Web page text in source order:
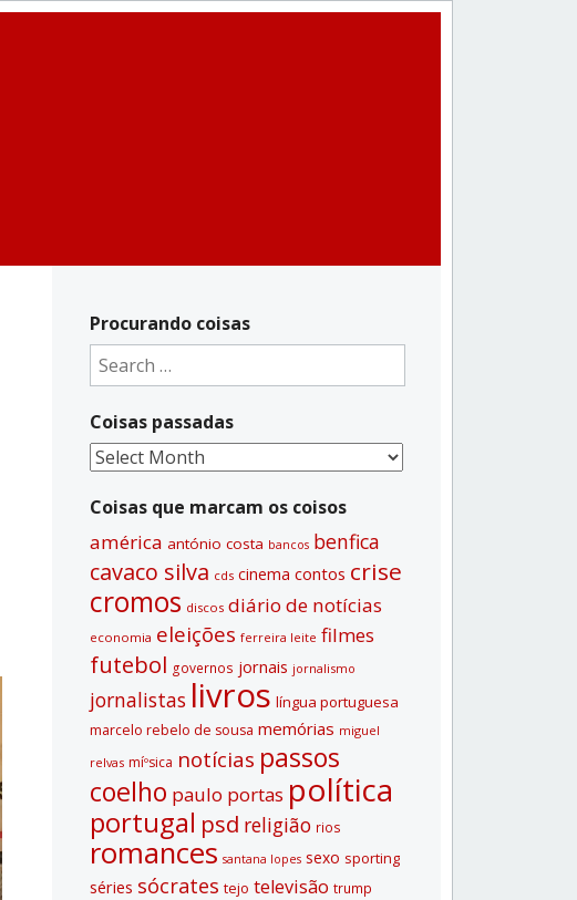
Procurando coisas
Search
for:
Coisas passadas
Coisas
Coisas que marcam os coisos
américa antónio costa bancos benfica
cavaco silva cds cinema contos crise
cromos discos diário de notí­cias
economia eleições ferreira leite filmes
futebol governos jornais jornalismo
jornalistas livros lí­ngua portuguesa
marcelo rebelo de sousa memórias miguel
relvas míºsica notí­cias passos
coelho paulo portas polí­tica
portugal psd religião rios
romances santana lopes sexo sporting
séries sócrates tejo televisão trump